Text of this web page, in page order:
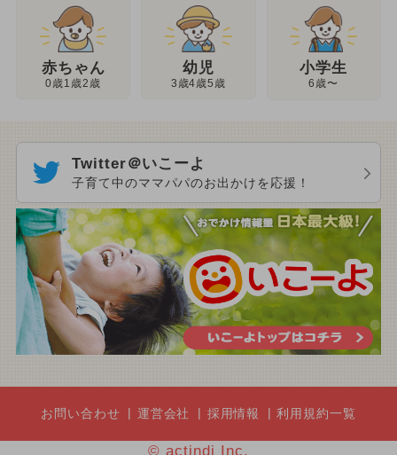
赤ちゃん
0歳1歳2歳
幼児
3歳4歳5歳
小学生
6歳〜
Twitter＠いこーよ
子育て中のママパパのお出かけを応援！
お問い合わせ 運営会社 採用情報 利用規約一覧
© actindi Inc.